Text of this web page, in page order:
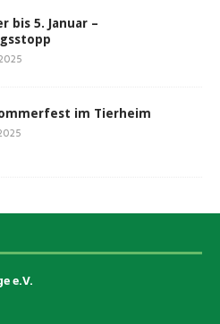
bis 5. Januar –
im Tierheim
e.V.